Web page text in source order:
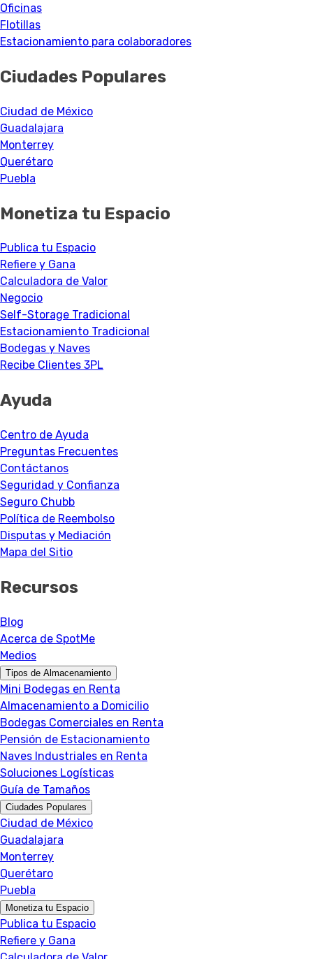
Oficinas
Flotillas
Estacionamiento para colaboradores
Ciudades Populares
Ciudad de México
Guadalajara
Monterrey
Querétaro
Puebla
Monetiza tu Espacio
Publica tu Espacio
Refiere y Gana
Calculadora de Valor
Negocio
Self-Storage Tradicional
Estacionamiento Tradicional
Bodegas y Naves
Recibe Clientes 3PL
Ayuda
Centro de Ayuda
Preguntas Frecuentes
Contáctanos
Seguridad y Confianza
Seguro Chubb
Política de Reembolso
Disputas y Mediación
Mapa del Sitio
Recursos
Blog
Acerca de SpotMe
Medios
Tipos de Almacenamiento
Mini Bodegas en Renta
Almacenamiento a Domicilio
Bodegas Comerciales en Renta
Pensión de Estacionamiento
Naves Industriales en Renta
Soluciones Logísticas
Guía de Tamaños
Ciudades Populares
Ciudad de México
Guadalajara
Monterrey
Querétaro
Puebla
Monetiza tu Espacio
Publica tu Espacio
Refiere y Gana